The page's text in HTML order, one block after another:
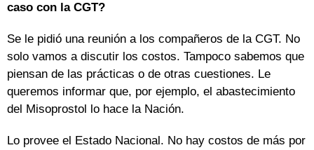
caso con la CGT?
Se le pidió una reunión a los compañeros de la CGT. No
solo vamos a discutir los costos. Tampoco sabemos que
piensan de las prácticas o de otras cuestiones. Le
queremos informar que, por ejemplo, el abastecimiento
del Misoprostol lo hace la Nación.
Lo provee el Estado Nacional. No hay costos de más por